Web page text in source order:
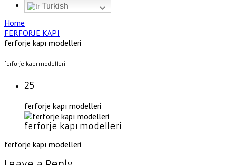
Turkish
Home
FERFORJE KAPI
ferforje kapı modelleri
ferforje kapı modelleri
25
ferforje kapı modelleri
ferforje kapı modelleri
ferforje kapı modelleri